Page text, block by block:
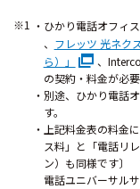
※1 ひかり電話オフィ
、 フレッツ 光ネク
ら）」
、
の契約・料金が必要
別途、ひかり電話
す。
上記料金表の料金
ス料」と「電話リ
ン）も同様です〕
電話ユニバーサル